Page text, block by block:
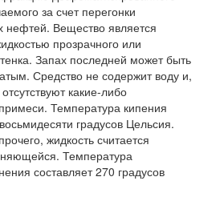
за счет перегонки
нефтей. Вещество является
прозрачного или
Запах последней может быть
Средство не содержит воду и,
какие-либо
Температура кипения
градусов Цельсия.
жидкость считается
Температура
составляет 270 градусов